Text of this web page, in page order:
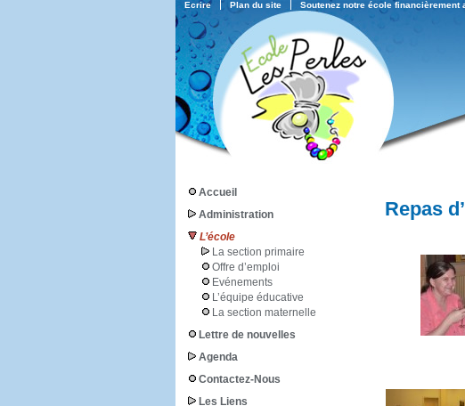
Soutenez notre école financièrement
Plan du site
Ecrire
Accueil
Administration
L’école
La section primaire
Offre d’emploi
Evénements
L’équipe éducative
La section maternelle
Lettre de nouvelles
Agenda
Contactez-Nous
Les Liens
Repas